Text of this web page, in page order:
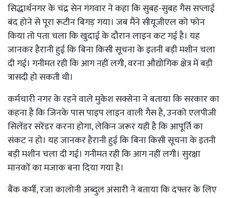
सिद्धार्थनगर के चंद्र सेन गंगवार ने कहा कि सुबह-सुबह गैस सप्लाई
बंद होने से पूरा रूटीन बिगड़ गया। जब मैंने सीयूजीएल को फोन
किया तो पता चला कि खुदाई के दौरान लाइन कट गई है। यह
जानकर हैरानी हुई कि बिना किसी सूचना के इतनी बड़ी मशीन चला
दी गई। गनीमत रही कि आग नहीं लगी, वरना औद्योगिक क्षेत्र में बड़ी
त्रासदी हो सकती थी।
कर्मचारी नगर के रहने वाले मुकेश सक्सेना ने बताया कि सरकार का
कहना है कि जिनके पास पाइप लाइन वाली गैस है, उनको एलपीजी
सिलेंडर सरेंडर करना होगा, लेकिन जरूर यही है कि आपूर्ति का
संकट न हो। यह जानकर हैरानी हुई कि बिना किसी सूचना के इतनी
बड़ी मशीन चला दी गई। गनीमत रही कि आग नहीं लगी। सुरक्षा
मानकों का मजाक बना दिया गया है।
बैंक कर्मी, रजा कालोनी अब्दुल अंसारी ने बताया कि दफ्तर के लिए